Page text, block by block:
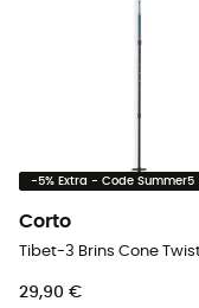
-5% Extra - Code Summer5
Corto
29,90 €